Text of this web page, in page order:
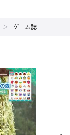
ゲーム誌